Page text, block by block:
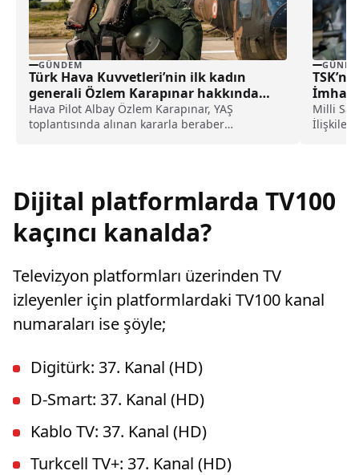
GÜNDEM
Türk Hava Kuvvetleri’nin ilk kadın
generali Özlem Karapınar hakkında
dikkat çeken detay ortaya çıktı
Hava Pilot Albay Özlem Karapınar, YAŞ
toplantısında alınan kararla beraber
İmha
Milli
İlişkiler
Dijital platformlarda TV100
kaçıncı kanalda?
Televizyon platformları üzerinden TV
izleyenler için platformlardaki TV100 kanal
numaraları ise şöyle;
Digitürk: 37. Kanal (HD)
D-Smart: 37. Kanal (HD)
Kablo TV: 37. Kanal (HD)
Turkcell TV+: 37. Kanal (HD)